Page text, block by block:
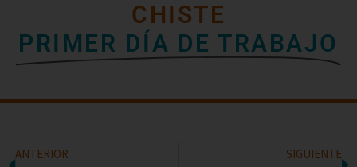
CHISTE
PRIMER DÍA DE TRABAJO
ANTERIOR SIGUIENTE